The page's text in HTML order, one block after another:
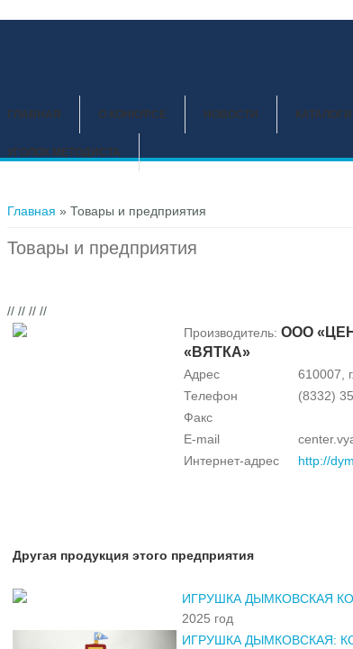
ГЛАВНАЯ О КОНКУРСЕ НОВОСТИ КАТАЛОГИ
УГОЛОК МЕТОДИСТА
Вы здесь
Главная » Товары и предприятия
Товары и предприятия
// // // //
Производитель: ООО
«ВЯТКА»
Адрес
610007,
Телефон
(8332)
Факс
E-mail
Интернет-адрес
http://
Другая продукция этого предприятия
ИГРУШКА ДЫМКОВСКАЯ
2025 год
ИГРУШКА ДЫМКОВСКАЯ: